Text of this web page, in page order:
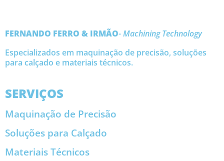
FERNANDO FERRO & IRMÃO-Machining Technology
Especializados em maquinação de precisão, soluções
para calçado e materiais técnicos.
SERVIÇOS
Maquinação de Precisão
Soluções para Calçado
Materiais Técnicos